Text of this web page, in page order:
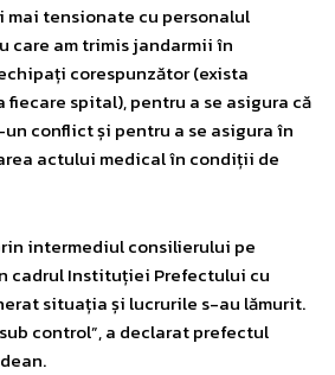
tensionate cu personalul
care am trimis jandarmii în
corespunzător (exista
spital), pentru a se asigura că
conflict și pentru a se asigura în
actului medical în condiții de
intermediul consilierului pe
cadrul Instituției Prefectului cu
situația și lucrurile s-au lămurit.
control”, a declarat prefectul